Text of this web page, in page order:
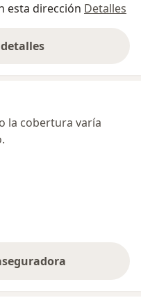
esta dirección Detalles
la dirección
la cobertura varía